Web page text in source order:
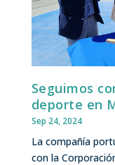
Seguimos
deporte en
Sep 24, 2024
La compañía
con la